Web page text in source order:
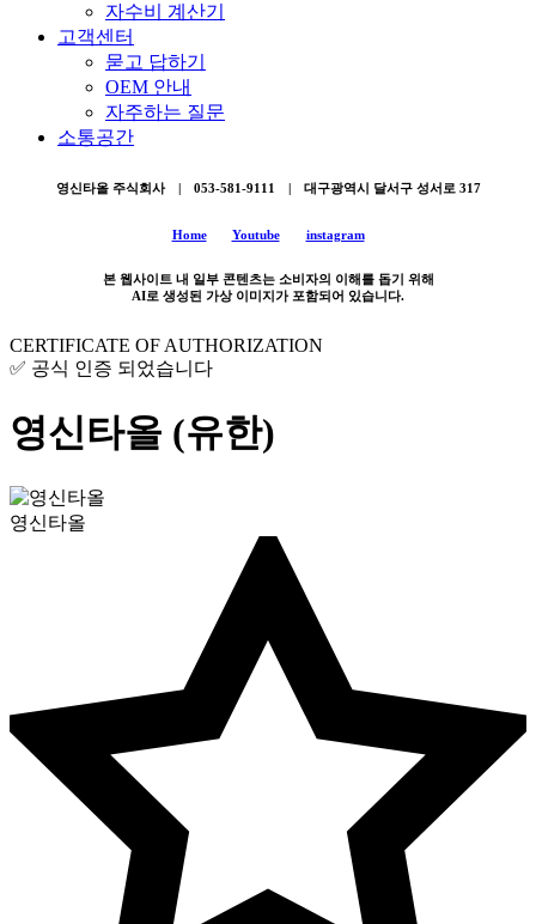
자수비 계산기
고객센터
묻고 답하기
OEM 안내
자주하는 질문
소통공간
영신타올 주식회사 | 053-581-9111 | 대구광역시 달서구 성서로 317
Home Youtube instagram
본 웹사이트 내 일부 콘텐츠는 소비자의 이해를 돕기 위해
AI로 생성된 가상 이미지가 포함되어 있습니다.
CERTIFICATE OF AUTHORIZATION
✅ 공식 인증 되었습니다
영신타올 (유한)
영신타올